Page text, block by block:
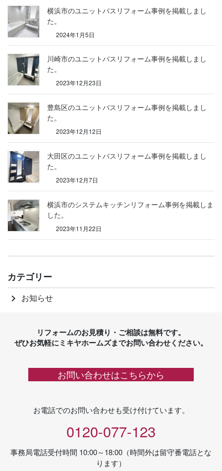
横浜市のユニットバスリフォーム事例を掲載しまし
た。
2024年1月5日
川崎市のユニットバスリフォーム事例を掲載しまし
た。
2023年12月23日
豊島区のユニットバスリフォーム事例を掲載しまし
た。
2023年12月12日
大田区のユニットバスリフォーム事例を掲載しまし
た。
2023年12月7日
横浜市のシステムキッチンリフォーム事例を掲載しま
した。
2023年11月22日
カテゴリー
keyboard_arrow_right お知らせ
リフォームのお見積り・ご相談は無料です。
ぜひお気軽にミキヤホームズまでお問い合わせください。
お問い合わせはこちらから
お電話でのお問い合わせも受け付けています。
0120-077-123
事務局電話受付時間 10:00～18:00（時間外は留守番電話とな
ります）